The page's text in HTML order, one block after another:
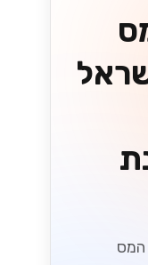
המס